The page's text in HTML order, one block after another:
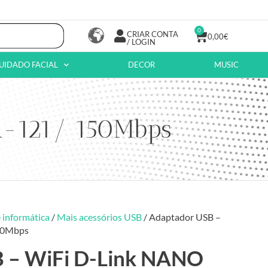
CRIAR CONTA
/ LOGIN
0,00€
0
FACIAL DECOR MUSIC
121/ 150Mbps
informática / Mais acessórios USB / Adaptador USB –
– WiFi D-Link NANO